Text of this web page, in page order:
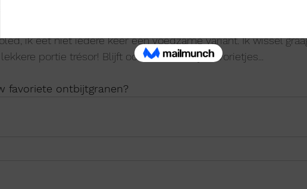
of gewoon een stuk fruit apart.
ik eet niet iedere keer een voedzame variant. Ik wissel
portie trésor! Blijft ook een van mijn favorietjes...
favoriete ontbijtgranen?